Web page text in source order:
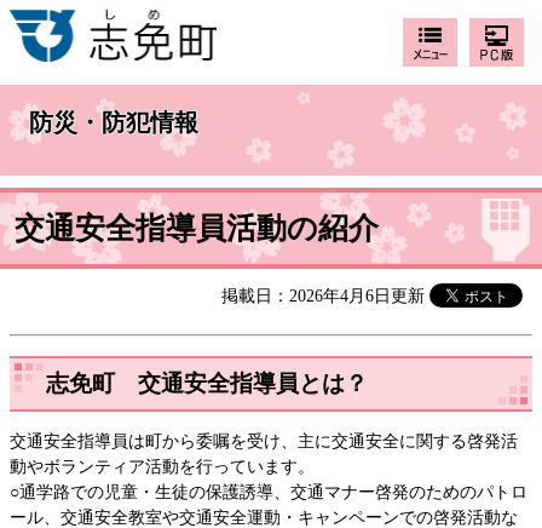
防災・防犯情報
交通安全指導員活動の紹介
掲載日：2026年4月6日更新
志免町 交通安全指導員とは？
交通安全指導員は町から委嘱を受け、主に交通安全に関する啓発活
動やボランティア活動を行っています。
○通学路での児童・生徒の保護誘導、交通マナー啓発のためのパトロ
ール、交通安全教室や交通安全運動・キャンペーンでの啓発活動な